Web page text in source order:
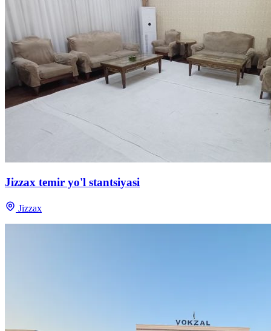
Jizzax temir yo'l stantsiyasi
Jizzax